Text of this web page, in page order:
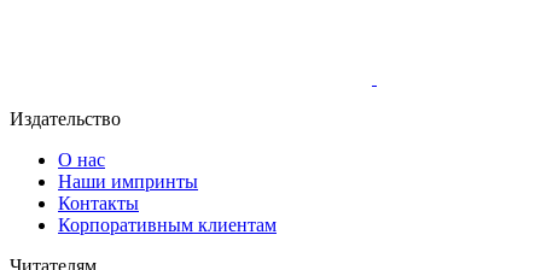
Издательство
О нас
Наши импринты
Контакты
Корпоративным клиентам
Читателям